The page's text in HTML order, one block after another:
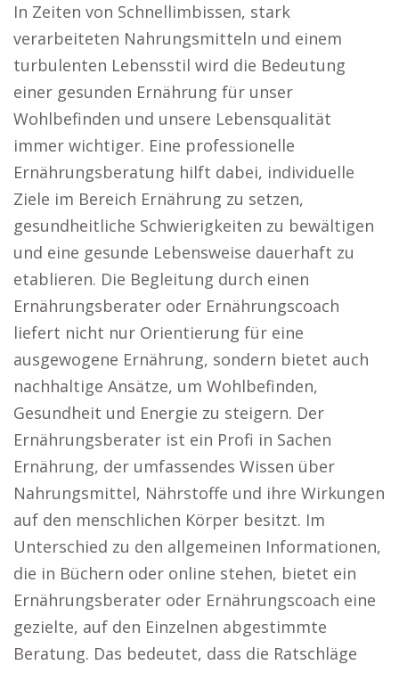
In Zeiten von Schnellimbissen, stark
verarbeiteten Nahrungsmitteln und einem
turbulenten Lebensstil wird die Bedeutung
einer gesunden Ernährung für unser
Wohlbefinden und unsere Lebensqualität
immer wichtiger. Eine professionelle
Ernährungsberatung hilft dabei, individuelle
Ziele im Bereich Ernährung zu setzen,
gesundheitliche Schwierigkeiten zu bewältigen
und eine gesunde Lebensweise dauerhaft zu
etablieren. Die Begleitung durch einen
Ernährungsberater oder Ernährungscoach
liefert nicht nur Orientierung für eine
ausgewogene Ernährung, sondern bietet auch
nachhaltige Ansätze, um Wohlbefinden,
Gesundheit und Energie zu steigern. Der
Ernährungsberater ist ein Profi in Sachen
Ernährung, der umfassendes Wissen über
Nahrungsmittel, Nährstoffe und ihre Wirkungen
auf den menschlichen Körper besitzt. Im
Unterschied zu den allgemeinen Informationen,
die in Büchern oder online stehen, bietet ein
Ernährungsberater oder Ernährungscoach eine
gezielte, auf den Einzelnen abgestimmte
Beratung. Das bedeutet, dass die Ratschläge